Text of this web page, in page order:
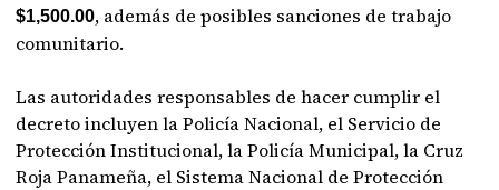
$1,500.00, además de posibles sanciones de trabajo
comunitario.
Las autoridades responsables de hacer cumplir el
decreto incluyen la Policía Nacional, el Servicio de
Protección Institucional, la Policía Municipal, la Cruz
Roja Panameña, el Sistema Nacional de Protección